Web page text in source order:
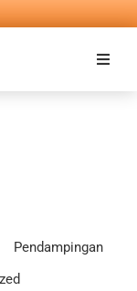
Pendampingan